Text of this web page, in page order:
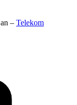
– Telekom